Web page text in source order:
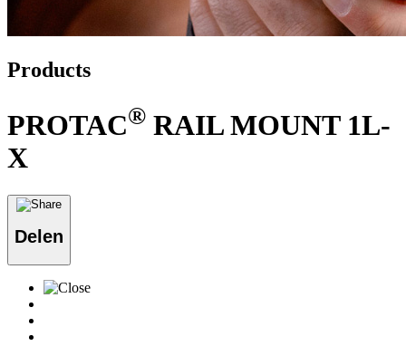
Products
PROTAC® RAIL MOUNT 1L-
X
Delen